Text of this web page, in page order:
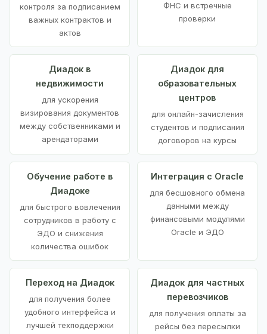
контроля за подписанием
важных контрактов и
актов
ФНС и встречные
проверки
Диадок в
недвижимости
для ускорения
визирования документов
между собственниками и
арендаторами
Диадок для
образовательных
центров
для онлайн-зачисления
студентов и подписания
договоров на курсы
Обучение работе в
Диадоке
для быстрого вовлечения
сотрудников в работу с
ЭДО и снижения
количества ошибок
Интеграция с Oracle
для бесшовного обмена
данными между
финансовыми модулями
Oracle и ЭДО
Переход на Диадок
для получения более
удобного интерфейса и
лучшей техподдержки
Диадок для частных
перевозчиков
для получения оплаты за
рейсы без пересылки